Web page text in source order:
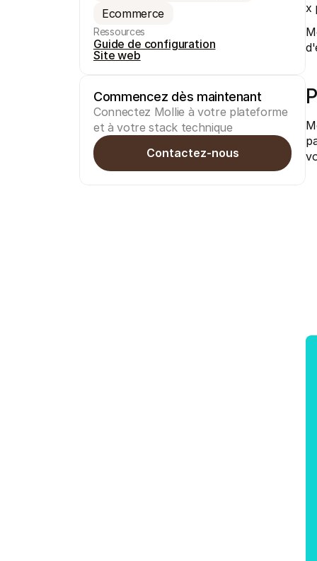
Ecommerce
Ressources
Guide de configuration
Site web
Commencez dès maintenant
Connectez Mollie à votre plateforme
et à votre stack technique
Contactez-nous
x